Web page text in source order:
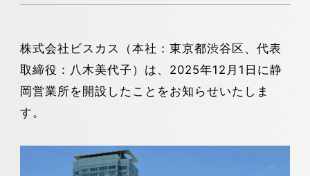
株式会社ビスカス（本社：東京都渋谷区、代表
取締役：八木美代子）は、2025年12月1日に静
岡営業所を開設したことをお知らせいたしま
す。